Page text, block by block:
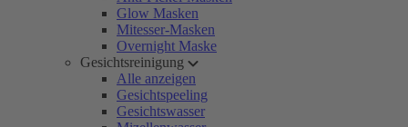
Glow Masken
Mitesser-Masken
Overnight Maske
Gesichtsreinigung
Alle anzeigen
Gesichtspeeling
Gesichtswasser